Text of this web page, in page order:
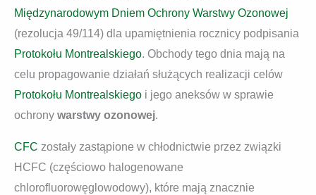
Międzynarodowym Dniem Ochrony Warstwy Ozonowej
(rezolucja 49/114) dla upamiętnienia rocznicy podpisania
Protokołu Montrealskiego. Obchody tego dnia mają na
celu propagowanie działań służących realizacji celów
Protokołu Montrealskiego i jego aneksów w sprawie
ochrony warstwy ozonowej.
CFC zostały zastąpione w chłodnictwie przez związki
HCFC (częściowo halogenowane
chlorofluorowęglowodowy), które mają znacznie